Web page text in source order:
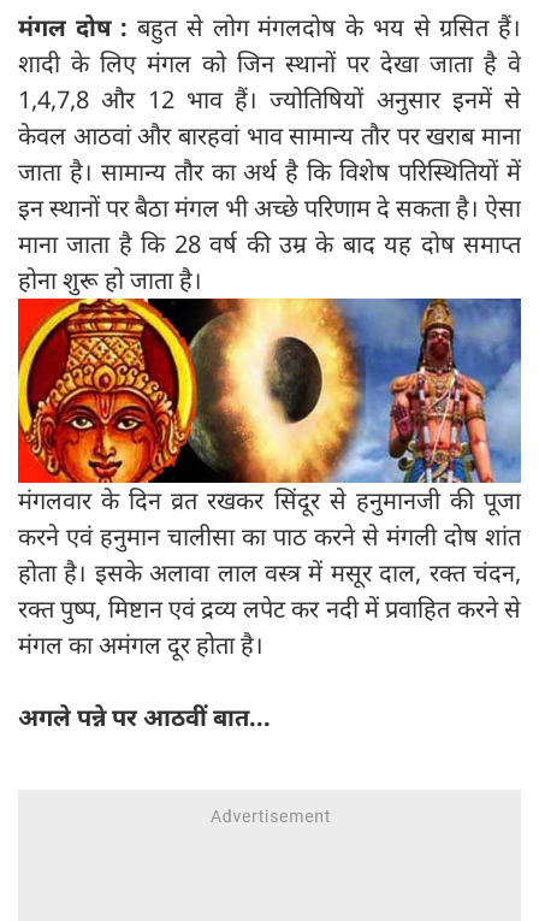
मंगल दोष : बहुत से लोग मंगलदोष के भय से ग्रसित हैं।
शादी के लिए मंगल को जिन स्‍थानों पर देखा जाता है वे
1,4,7,8 और 12 भाव हैं। ज्योतिषियों अनुसार इनमें से
केवल आठवां और बारहवां भाव सामान्‍य तौर पर खराब माना
जाता है। सामान्‍य तौर का अर्थ है कि विशेष परिस्थितियों में
इन स्‍थानों पर बैठा मंगल भी अच्‍छे परिणाम दे सकता है। ऐसा
माना जाता है कि 28 वर्ष की उम्र के बाद यह दोष समाप्त
होना शुरू हो जाता है।
मंगलवार के दिन व्रत रखकर सिंदूर से हनुमानजी की पूजा
करने एवं हनुमान चालीसा का पाठ करने से मंगली दोष शांत
होता है। इसके अलावा लाल वस्त्र में मसूर दाल, रक्त चंदन,
रक्त पुष्प, मिष्टान एवं द्रव्य लपेट कर नदी में प्रवाहित करने से
मंगल का अमंगल दूर होता है।
अगले पन्ने पर आठवीं बात...